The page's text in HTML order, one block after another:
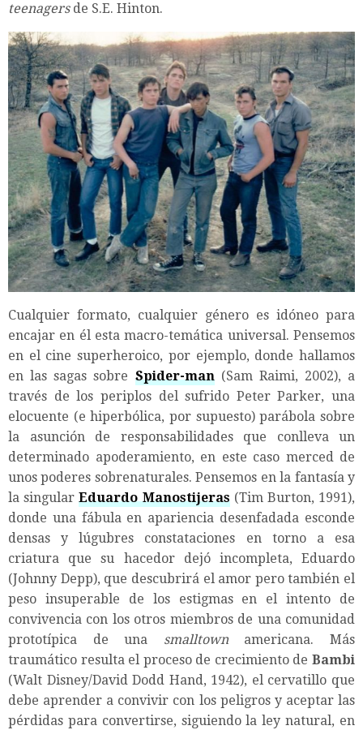
teenagersde S.E. Hinton.
Cualquier formato, cualquier género es idóneo para
encajar en él esta macro-temática universal. Pensemos
en el cine superheroico, por ejemplo, donde hallamos
en las sagas sobre Spider-man(Sam Raimi, 2002), a
través de los periplos del sufrido Peter Parker, una
elocuente (e hiperbólica, por supuesto) parábola sobre
la asunción de responsabilidades que conlleva un
determinado apoderamiento, en este caso merced de
unos poderes sobrenaturales. Pensemos en la fantasía y
la singularEduardo Manostijeras(Tim Burton, 1991),
donde una fábula en apariencia desenfadada esconde
densas y lúgubres constataciones en torno a esa
criatura que su hacedor dejó incompleta, Eduardo
(Johnny Depp), que descubrirá el amor pero también el
peso insuperable de los estigmas en el intento de
convivencia con los otros miembros de una comunidad
prototípica de una smalltownamericana. Más
traumático resulta el proceso de crecimiento de Bambi
(Walt Disney/David Dodd Hand, 1942), el cervatillo que
debe aprender a convivir con los peligros y aceptar las
pérdidas para convertirse, siguiendo la ley natural, en